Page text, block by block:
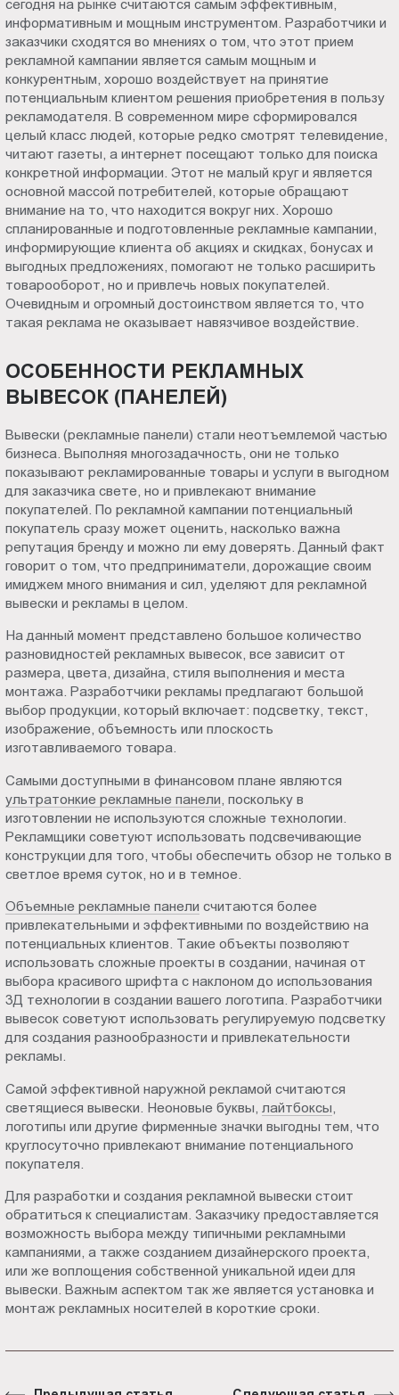
сегодня на рынке считаются самым эффективным,
информативным и мощным инструментом. Разработчики и
заказчики сходятся во мнениях о том, что этот прием
рекламной кампании является самым мощным и
конкурентным, хорошо воздействует на принятие
потенциальным клиентом решения приобретения в пользу
рекламодателя. В современном мире сформировался
целый класс людей, которые редко смотрят телевидение,
читают газеты, а интернет посещают только для поиска
конкретной информации. Этот не малый круг и является
основной массой потребителей, которые обращают
внимание на то, что находится вокруг них. Хорошо
спланированные и подготовленные рекламные кампании,
информирующие клиента об акциях и скидках, бонусах и
выгодных предложениях, помогают не только расширить
товарооборот, но и привлечь новых покупателей.
Очевидным и огромный достоинством является то, что
такая реклама не оказывает навязчивое воздействие.
ОСОБЕННОСТИ РЕКЛАМНЫХ
ВЫВЕСОК (ПАНЕЛЕЙ)
Вывески (рекламные панели) стали неотъемлемой частью
бизнеса. Выполняя многозадачность, они не только
показывают рекламированные товары и услуги в выгодном
для заказчика свете, но и привлекают внимание
покупателей. По рекламной кампании потенциальный
покупатель сразу может оценить, насколько важна
репутация бренду и можно ли ему доверять. Данный факт
говорит о том, что предприниматели, дорожащие своим
имиджем много внимания и сил, уделяют для рекламной
вывески и рекламы в целом.
На данный момент представлено большое количество
разновидностей рекламных вывесок, все зависит от
размера, цвета, дизайна, стиля выполнения и места
монтажа. Разработчики рекламы предлагают большой
выбор продукции, который включает: подсветку, текст,
изображение, объемность или плоскость
изготавливаемого товара.
Самыми доступными в финансовом плане являются
ультратонкие рекламные панели , поскольку в
изготовлении не используются сложные технологии.
Рекламщики советуют использовать подсвечивающие
конструкции для того, чтобы обеспечить обзор не только в
светлое время суток, но и в темное.
Объемные рекламные панели считаются более
привлекательными и эффективными по воздействию на
потенциальных клиентов. Такие объекты позволяют
использовать сложные проекты в создании, начиная от
выбора красивого шрифта с наклоном до использования
3Д технологии в создании вашего логотипа. Разработчики
вывесок советуют использовать регулируемую подсветку
для создания разнообразности и привлекательности
рекламы.
Самой эффективной наружной рекламой считаются
светящиеся вывески. Неоновые буквы, лайтбоксы
логотипы или другие фирменные значки выгодны тем, что
круглосуточно привлекают внимание потенциального
покупателя.
Для разработки и создания рекламной вывески стоит
обратиться к специалистам. Заказчику предоставляется
возможность выбора между типичными рекламными
кампаниями, а также созданием дизайнерского проекта,
или же воплощения собственной уникальной идеи для
вывески. Важным аспектом так же является установка и
монтаж рекламных носителей в короткие сроки.
Пт.:
9.00-
18.00
Сб.,
Вс.:
выходной